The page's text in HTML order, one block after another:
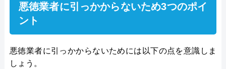
悪徳業者に引っかからないため3つのポイ
ント
悪徳業者に引っかからないためには以下の点を意識しま
しょう。